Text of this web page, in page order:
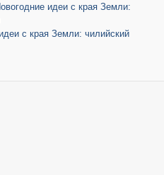
идеи с края Земли:
с края Земли: чилийский